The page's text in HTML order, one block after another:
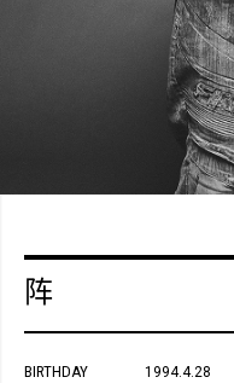
阵
BIRTHDAY 1994.4.28